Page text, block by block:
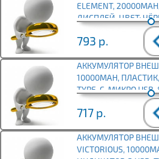
ELEMENT,
ДИСПЛЕЙ, ЦВЕТ:
793 р.
АККУМУЛЯТОР
10000MAH,
TYPE-C, МИКРО USB,
717 р.
АККУМУЛЯТОР
VICTORIOUS,